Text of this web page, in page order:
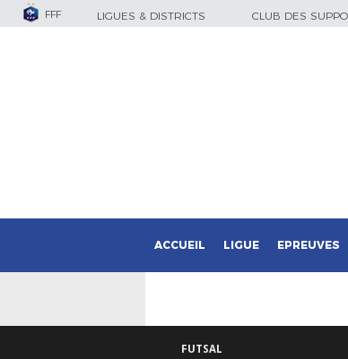
FFF LIGUES & DISTRICTS CLUB DES
ACCUEIL LIGUE EPREUVES
FUTSAL